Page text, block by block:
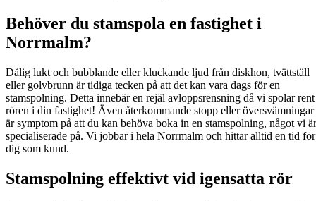
Behöver du stamspola en fastighet i
Norrmalm?
Dålig lukt och bubblande eller kluckande ljud från diskhon, tvättställ
eller golvbrunn är tidiga tecken på att det kan vara dags för en
stamspolning. Detta innebär en rejäl avloppsrensning då vi spolar rent
rören i din fastighet! Även återkommande stopp eller översvämningar
är symptom på att du kan behöva boka in en stamspolning, något vi är
specialiserade på. Vi jobbar i hela Norrmalm och hittar alltid en tid för
dig som kund.
Stamspolning effektivt vid igensatta rör